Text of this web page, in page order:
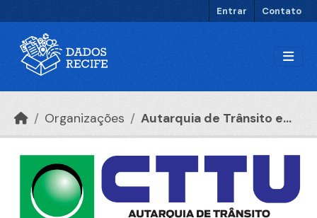
Entrar Contato
Organizações Autarquia de Trânsito e...